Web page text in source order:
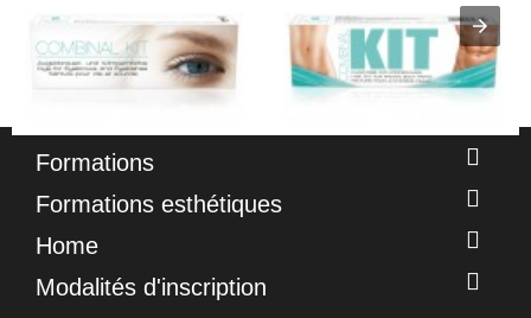
Formations
Formations esthétiques
Home
Modalités d'inscription